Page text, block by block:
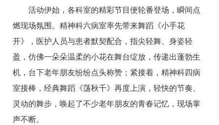
活动伊始，各科室的精彩节目便轮番登场，瞬间点
燃现场氛围。精神科六病室率先带来舞蹈《小手花
开》，医护人员与患者默契配合，指尖轻舞、身姿轻
盈，仿佛一朵朵温柔的小花在舞台绽放，传递出蓬勃生
机，台下老年朋友纷纷点头称赞；紧接着，精神科四病
室接棒，经典舞蹈《荡秋千》再度上演，轻快的节奏、
灵动的舞步，唤起了不少老年朋友的青春记忆，现场掌
声不断。